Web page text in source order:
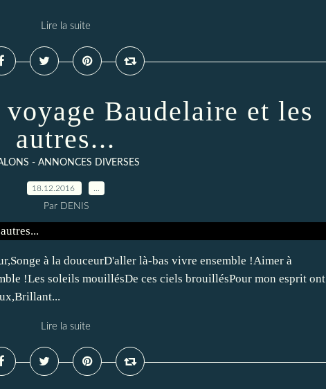
Lire la suite
Baudelaire et les
autres...
- ANNONCES DIVERSES
18.12.2016
Par DENIS
à la douceurD'aller là-bas vivre ensemble !Aimer à
!Les soleils mouillésDe ces ciels brouillésPour mon esprit ont
Lire la suite